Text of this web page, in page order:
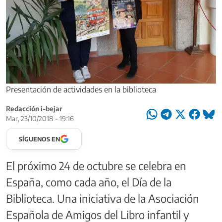
Presentación de actividades en la biblioteca
Redacción i-bejar
Mar, 23/10/2018 - 19:16
SÍGUENOS EN
El próximo 24 de octubre se celebra en
España, como cada año, el Día de la
Biblioteca. Una iniciativa de la Asociación
Española de Amigos del Libro infantil y